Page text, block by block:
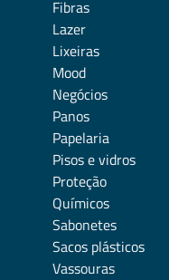
Fibras
Lazer
Lixeiras
Mood
Negócios
Panos
Papelaria
Pisos e vidros
Proteção
Químicos
Sabonetes
Sacos plásticos
Vassouras